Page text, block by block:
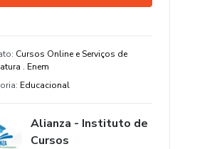
Certificado de conclusão
do seu jeito e em qualquer
: Cursos Online e Serviços de
. Enem
: Educacional
Alianza - Instituto de
Cursos